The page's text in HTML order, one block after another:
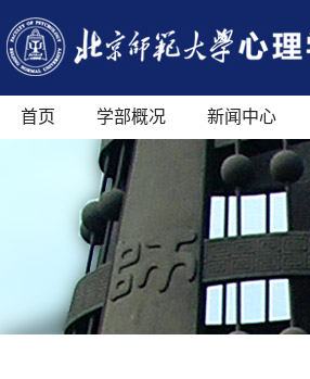
首页 学部概况 新闻中心